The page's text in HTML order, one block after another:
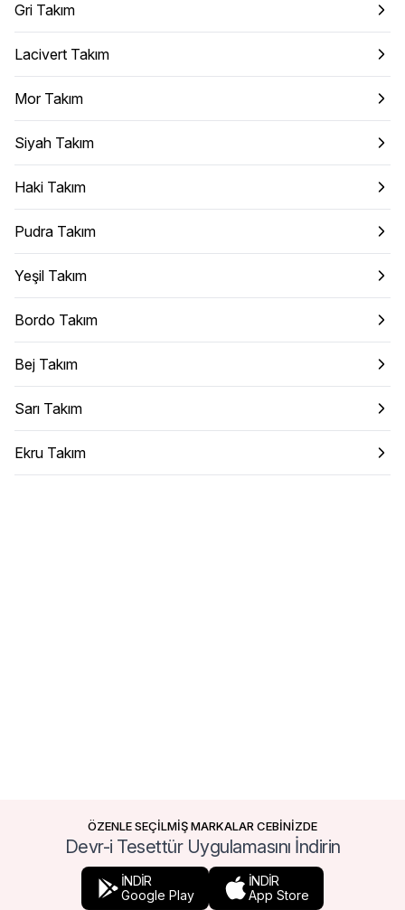
Gri Takım
Lacivert Takım
Mor Takım
Siyah Takım
Haki Takım
Pudra Takım
Yeşil Takım
Bordo Takım
Bej Takım
Sarı Takım
Ekru Takım
ÖZENLE SEÇİLMİŞ MARKALAR CEBİNİZDE
Devr-i Tesettür Uygulamasını İndirin
İNDİR
Google Play
İNDİR
App Store